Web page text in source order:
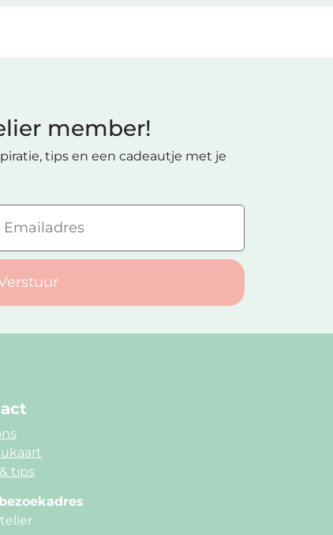
member!
tips en een cadeautje met je
tips